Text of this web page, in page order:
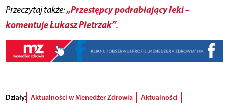
Przeczytaj także:„Przestępcy podrabiający leki –
komentuje Łukasz Pietrzak”.
Działy: Aktualności w Menedżer Zdrowia
Aktualności